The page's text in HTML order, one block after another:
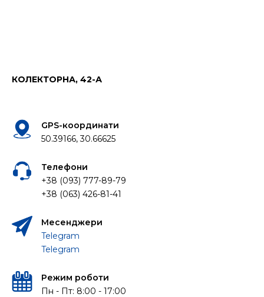
КОЛЕКТОРНА, 42-А
GPS-координати
50.39166, 30.66625
Телефони
+38 (093) 777-89-79
+38 (063) 426-81-41
Месенджери
Telegram
Telegram
Режим роботи
Пн - Пт: 8:00 - 17:00